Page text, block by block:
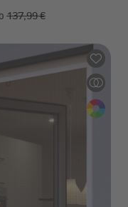
137,99 €